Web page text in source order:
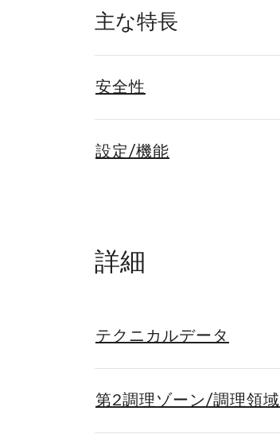
主な特長
安全性
設定/機能
詳細
テクニカルデータ
第2調理ゾーン/調理領域